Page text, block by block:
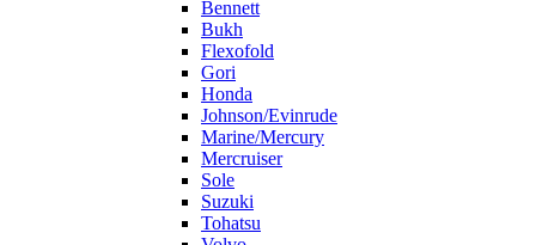
Bennett
Bukh
Flexofold
Gori
Honda
Johnson/Evinrude
Marine/Mercury
Mercruiser
Sole
Suzuki
Tohatsu